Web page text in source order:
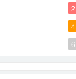
2
4
6